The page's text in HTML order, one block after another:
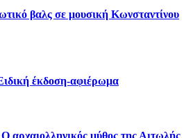
βαλς σε μουσική Κωνσταντίνου
έκδοση-αφιέρωμα
αρχαιολληνικός μύθος της Αιτωλής